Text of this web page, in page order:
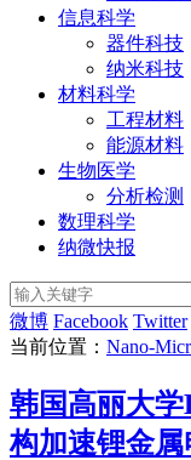
信息科学
器件科技
纳米科技
材料科学
工程材料
能源材料
生物医学
分析检测
数理科学
纳微快报
微博 Facebook Twitter
当前位置： Nano-
韩国高丽大
构加速锂金